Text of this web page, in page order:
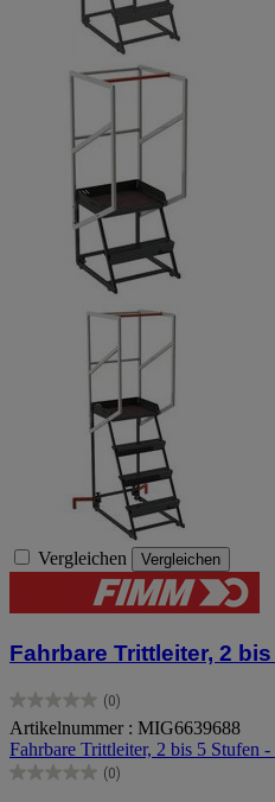
Vergleichen Vergleichen
Fahrbare Trittleiter, 2
(0)
0.0
von
5
Sternen.
Artikelnummer : MIG6639688
Fahrbare Trittleiter, 2 bis 5 Stufen
(0)
0.0